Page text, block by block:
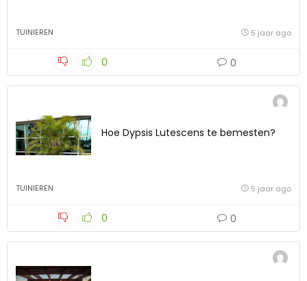
TUINIEREN 5 jaar ago
0 0
Hoe Dypsis Lutescens te bemesten?
TUINIEREN 5 jaar ago
0 0